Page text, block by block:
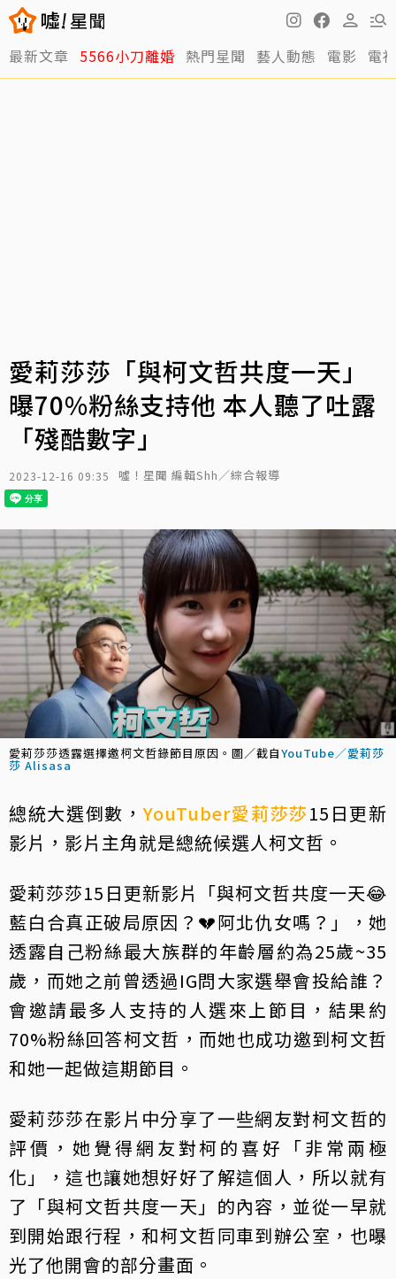
最新文章 5566小刀離婚 熱門星聞 藝人動態 電影 電
愛莉莎莎「與柯文哲共度一天」
曝70%粉絲支持他 本人聽了吐露
「殘酷數字」
2023-12-16 09:35 噓！星聞 編輯Shh／綜合報導
愛莉莎莎透露選擇邀柯文哲錄節目原因。圖／截自YouTube／愛莉莎
莎 Alisasa
總統大選倒數，YouTuber愛莉莎莎15日更新
影片，影片主角就是總統候選人柯文哲。
愛莉莎莎15日更新影片「與柯文哲共度一天😂
藍白合真正破局原因？💔阿北仇女嗎？」，她
透露自己粉絲最大族群的年齡層約為25歲~35
歲，而她之前曾透過IG問大家選舉會投給誰？
會邀請最多人支持的人選來上節目，結果約
70%粉絲回答柯文哲，而她也成功邀到柯文哲
和她一起做這期節目。
愛莉莎莎在影片中分享了一些網友對柯文哲的
評價，她覺得網友對柯的喜好「非常兩極
化」，這也讓她想好好了解這個人，所以就有
了「與柯文哲共度一天」的內容，並從一早就
到開始跟行程，和柯文哲同車到辦公室，也曝
光了他開會的部分畫面。